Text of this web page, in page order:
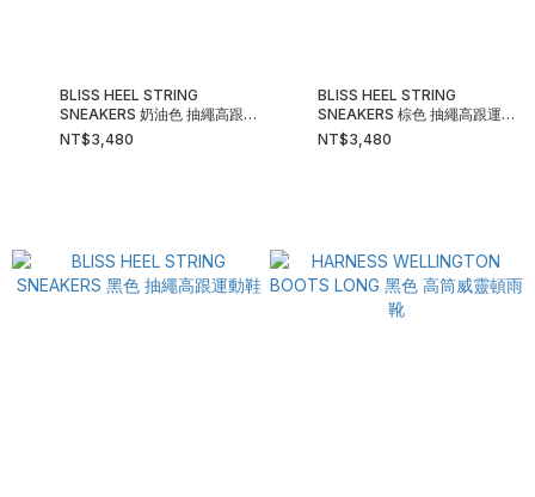
BLISS HEEL STRING
SNEAKERS 奶油色 抽繩高跟運
動鞋
NT$3,480
BLISS HEEL STRING
SNEAKERS 棕色 抽繩高跟運動
鞋
NT$3,480